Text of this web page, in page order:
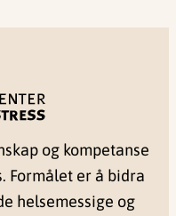
og kompetanse
Formålet er å bidra
helsemessige og